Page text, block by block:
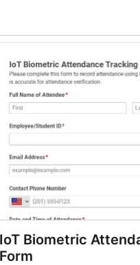
IoT Biometric
Form